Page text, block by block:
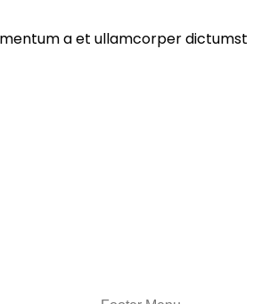
a et ullamcorper dictumst